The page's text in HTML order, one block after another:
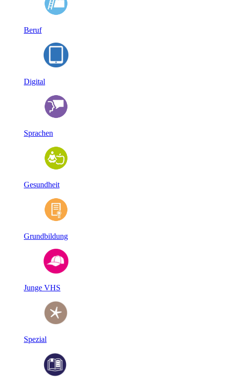
Beruf
Digital
Sprachen
Gesundheit
Grundbildung
Junge VHS
Spezial